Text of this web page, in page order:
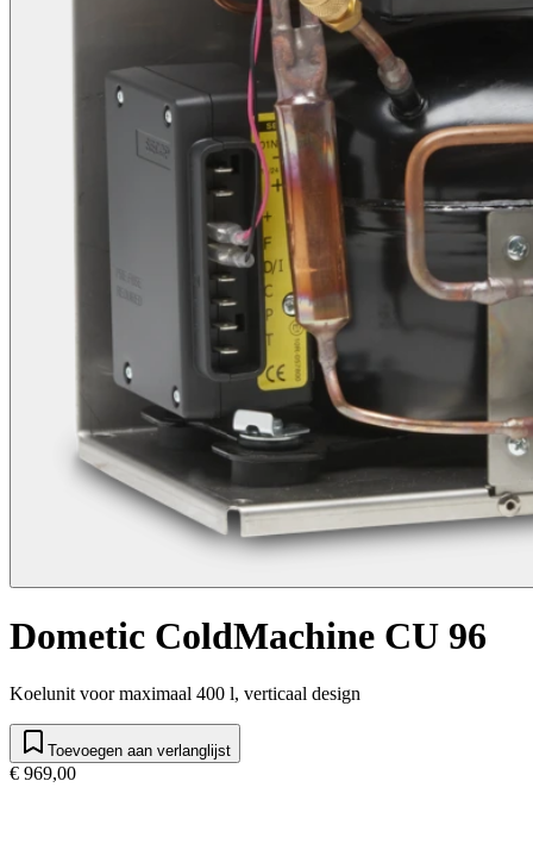
Dometic ColdMachine CU 96
Koelunit voor maximaal 400 l, verticaal design
Toevoegen aan verlanglijst
€ 969,00